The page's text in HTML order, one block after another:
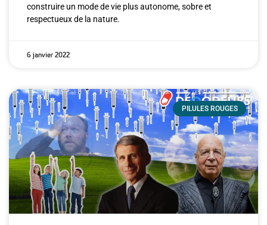
construire un mode de vie plus autonome, sobre et
respectueux de la nature.
6 janvier 2022
PILULES ROUGES